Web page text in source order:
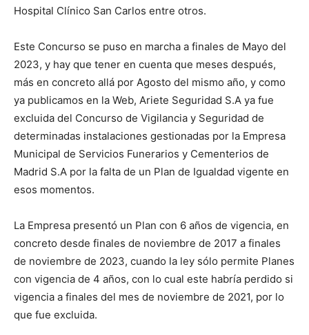
Hospital Clínico San Carlos entre otros.
Este Concurso se puso en marcha a finales de Mayo del
2023, y hay que tener en cuenta que meses después,
más en concreto allá por Agosto del mismo año, y como
ya publicamos en la Web, Ariete Seguridad S.A ya fue
excluida del Concurso de Vigilancia y Seguridad de
determinadas instalaciones gestionadas por la Empresa
Municipal de Servicios Funerarios y Cementerios de
Madrid S.A por la falta de un Plan de Igualdad vigente en
esos momentos.
La Empresa presentó un Plan con 6 años de vigencia, en
concreto desde finales de noviembre de 2017 a finales
de noviembre de 2023, cuando la ley sólo permite Planes
con vigencia de 4 años, con lo cual este habría perdido si
vigencia a finales del mes de noviembre de 2021, por lo
que fue excluida.